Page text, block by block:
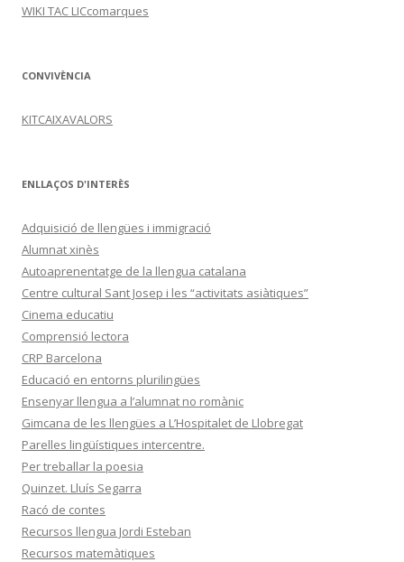
WIKI TAC LICcomarques
CONVIVÈNCIA
KITCAIXAVALORS
ENLLAÇOS D'INTERÈS
Adquisició de llengües i immigració
Alumnat xinès
Autoaprenentatge de la llengua catalana
Centre cultural Sant Josep i les “activitats asiàtiques”
Cinema educatiu
Comprensió lectora
CRP Barcelona
Educació en entorns plurilingües
Ensenyar llengua a l’alumnat no romànic
Gimcana de les llengües a L’Hospitalet de Llobregat
Parelles lingüístiques intercentre.
Per treballar la poesia
Quinzet. Lluís Segarra
Racó de contes
Recursos llengua Jordi Esteban
Recursos matemàtiques